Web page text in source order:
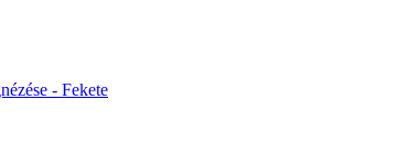
- Fekete